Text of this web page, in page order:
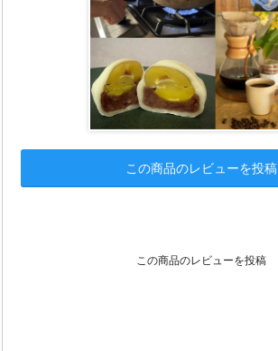
この商品のレビューを投稿
この商品のレビューを投稿